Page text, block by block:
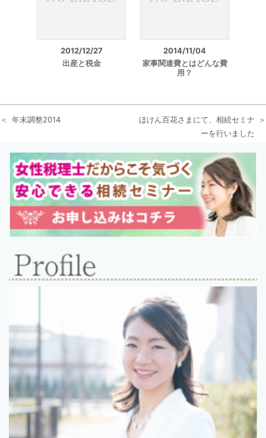
2012/12/27
出産と税金
2014/11/04
家事関連費とはどんな費
用？
年末調整2014
ほけん百花さまにて、相続セミナ
ーを行いました